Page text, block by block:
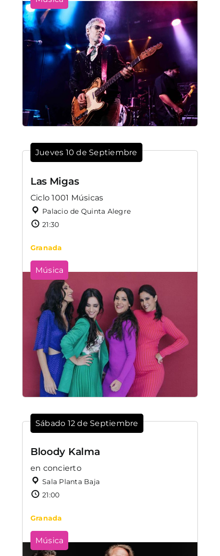
Jueves 10 de Septiembre
Las Migas
Ciclo 1001 Músicas
Palacio de Quinta Alegre
21:30
Granada
Música
Sábado 12 de Septiembre
Bloody Kalma
en concierto
Sala Planta Baja
21:00
Granada
Música